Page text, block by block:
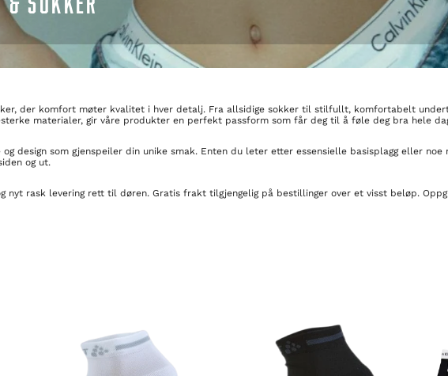
der komfort møter kvalitet i hver detalj. Fra allsidige sokker til stilfullt, komfortabelt
materialer, gir våre produkter en perfekt passform som får deg til å føle deg bra hele
design som gjenspeiler din unike smak. Enten du leter etter essensielle basisplagg eller
og ut.
nyt rask levering rett til døren. Gratis frakt tilgjengelig på bestillinger over et visst beløp.